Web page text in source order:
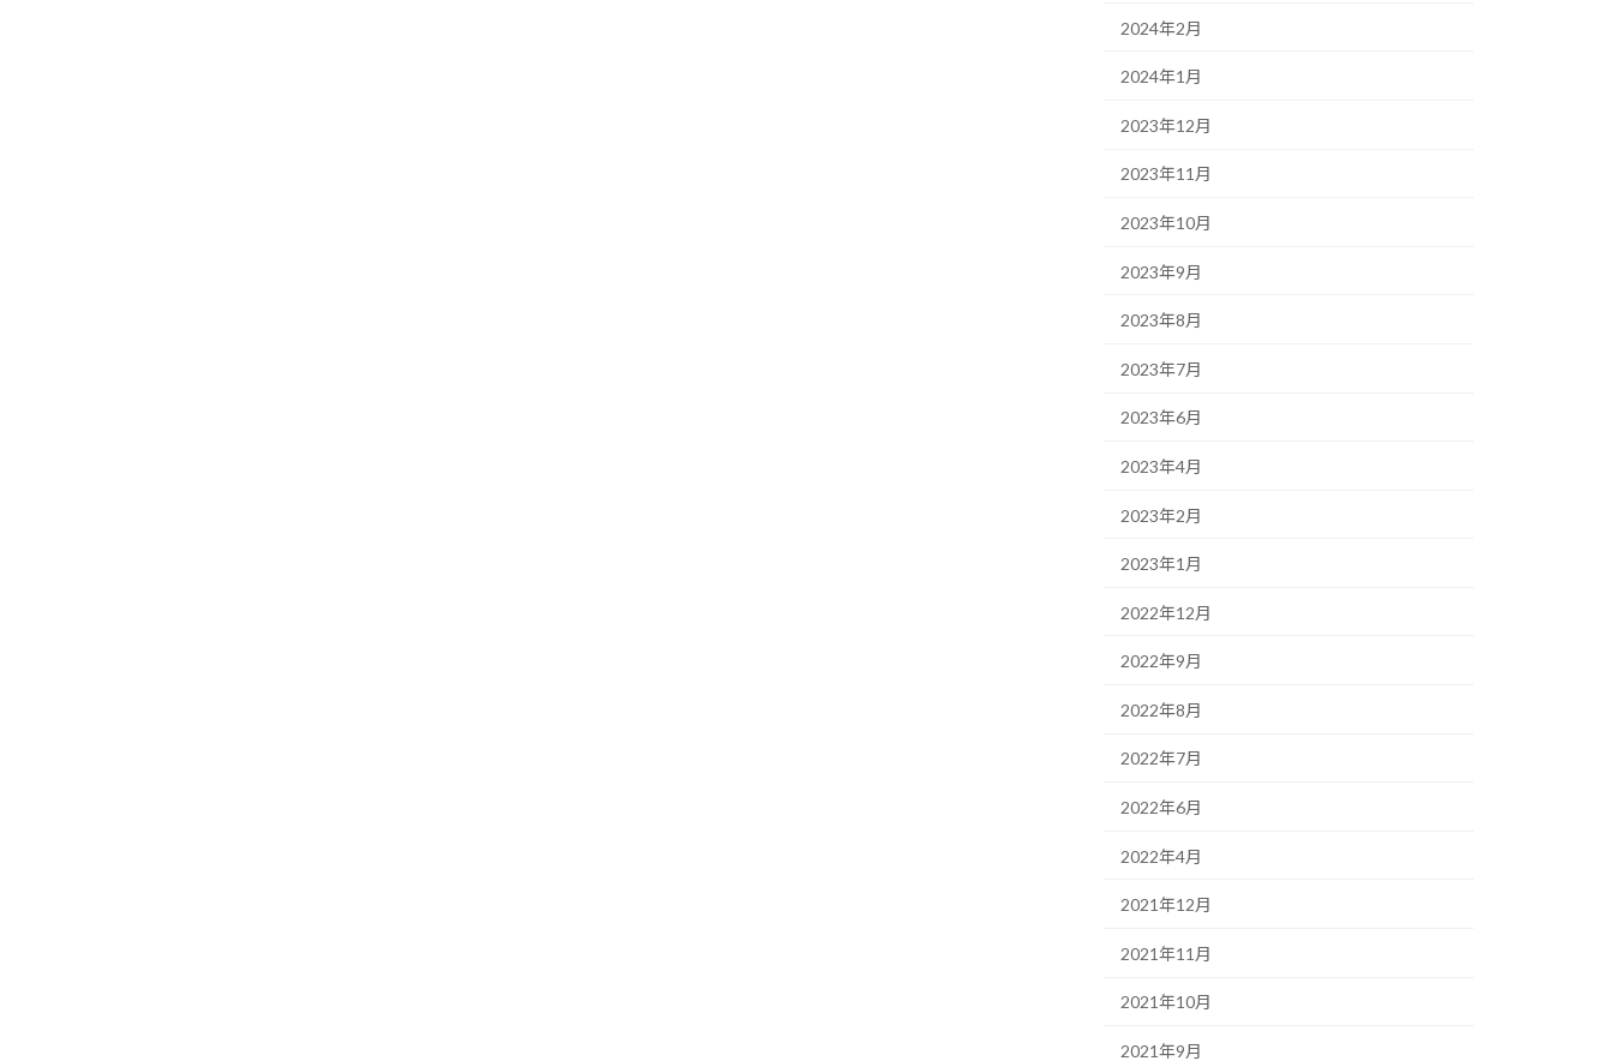
2024年2月
2024年1月
2023年12月
2023年11月
2023年10月
2023年9月
2023年8月
2023年7月
2023年6月
2023年4月
2023年2月
2023年1月
2022年12月
2022年9月
2022年8月
2022年7月
2022年6月
2022年4月
2021年12月
2021年11月
2021年10月
2021年9月